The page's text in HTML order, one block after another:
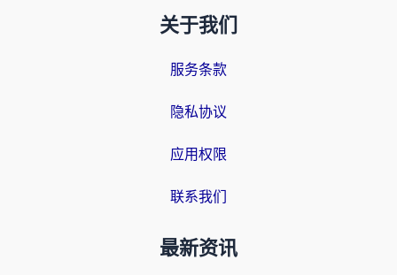
关于我们
服务条款
隐私协议
应用权限
联系我们
最新资讯